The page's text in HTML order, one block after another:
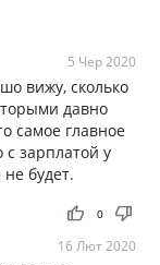
5 Чер 2020
вижу, сколько
давно
самое главное
с зарплатой у
будет.
thumb_up thumb_down
0
16 Лют 2020